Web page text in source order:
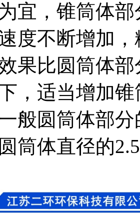
宜，锥筒体
度不断增加
果比圆筒体
，适当增加
般圆筒体部
筒体直径的2.5